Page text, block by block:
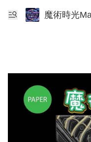
魔術時光